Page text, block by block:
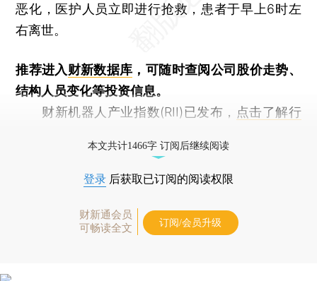
恶化，医护人员立即进行抢救，患者于早上6时左
右离世。
推荐进入财新数据库 ，可随时查阅公司股价走势、
结构人员变化等投资信息。
财新机器人产业指数(RII)已发布， 点击了解行
本文共计1466字 订阅后继续阅读
登录 后获取已订阅的阅读权限
财新通会员
可畅读全文
订阅/会员升级